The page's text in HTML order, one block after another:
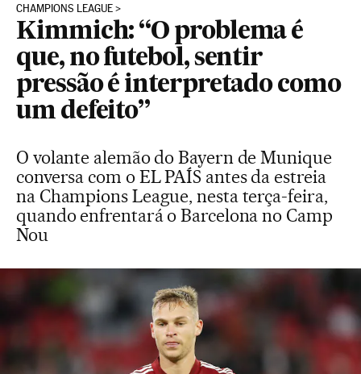
CHAMPIONS LEAGUE
Kimmich: “O problema é
que, no futebol, sentir
pressão é interpretado como
um defeito”
O volante alemão do Bayern de Munique
conversa com o EL PAÍS antes da estreia
na Champions League, nesta terça-feira,
quando enfrentará o Barcelona no Camp
Nou